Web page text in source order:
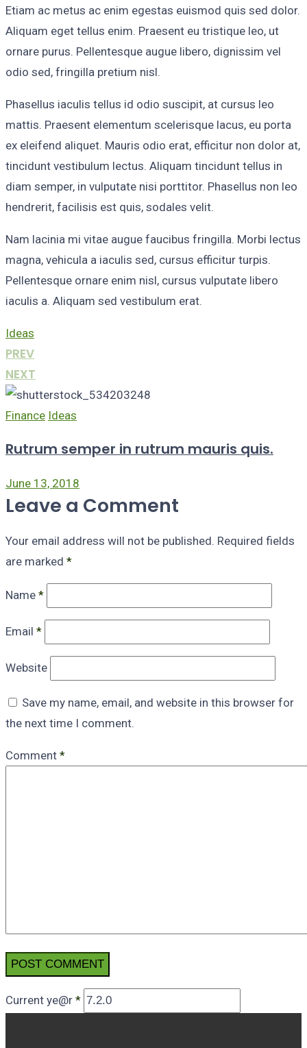
Etiam ac metus ac enim egestas euismod quis sed dolor.
Aliquam eget tellus enim. Praesent eu tristique leo, ut
ornare purus. Pellentesque augue libero, dignissim vel
odio sed, fringilla pretium nisl.
Phasellus iaculis tellus id odio suscipit, at cursus leo
mattis. Praesent elementum scelerisque lacus, eu porta
ex eleifend aliquet. Mauris odio erat, efficitur non dolor at,
tincidunt vestibulum lectus. Aliquam tincidunt tellus in
diam semper, in vulputate nisi porttitor. Phasellus non leo
hendrerit, facilisis est quis, sodales velit.
Nam lacinia mi vitae augue faucibus fringilla. Morbi lectus
magna, vehicula a iaculis sed, cursus efficitur turpis.
Pellentesque ornare enim nisl, cursus vulputate libero
iaculis a. Aliquam sed vestibulum erat.
Ideas
PREV
NEXT
Finance Ideas
Rutrum semper in rutrum mauris quis.
June 13, 2018
Leave a Comment
Your email address will not be published. Required fields
are marked *
Name *
Email *
Website
Save my name, email, and website in this browser for
the next time I comment.
Comment *
Current ye@r *